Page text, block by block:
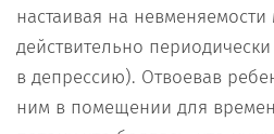
настаивая на
действительно
в депрессию). Отвоевав
ним в помещении для